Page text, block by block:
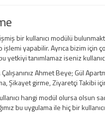
bir kullanıcı modülü
yapabilir. Ayrıca bizim
yetkiyi tanımlamaz iseniz
Ahmet Beye; Gül
Şikayet girme, Ziyaretçi Takibi
hangi modül olursa olsun
bu uygulama ile hiç bir